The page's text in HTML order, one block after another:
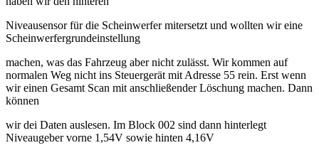
Niveausensor für die Scheinwerfer mitersetzt und wollten wir eine
Scheinwerfergrundeinstellung
machen, was das Fahrzeug aber nicht zulässt. Wir kommen auf
normalen Weg nicht ins Steuergerät mit Adresse 55 rein. Erst wenn
wir einen Gesamt Scan mit anschließender Löschung machen. Dann
können
wir dei Daten auslesen. Im Block 002 sind dann hinterlegt
Niveaugeber vorne 1,54V sowie hinten 4,16V